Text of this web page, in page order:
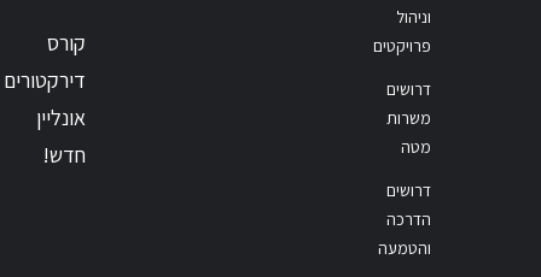
וניהול
פרויקטים
דרושים
משרות
מטה
דרושים
הדרכה
והטמעה
קורס
דירקטורים
אונליין
חדש!